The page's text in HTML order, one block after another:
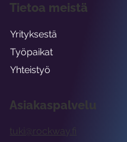
Asiakaspalvelu
tuki@rockway.fi
Tietoa meistä
Yrityksestä
Työpaikat
Yhteistyö